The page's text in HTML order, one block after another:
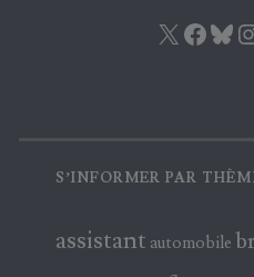
X
S’INFORMER PAR
assistant automobile